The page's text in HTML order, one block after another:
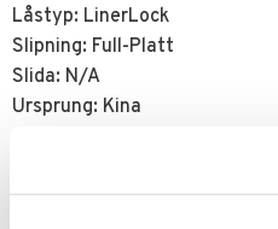
Låstyp: LinerLock
Slipning: Full-Platt
Slida: N/A
Ursprung: Kina
Världsledande knivtillverkare